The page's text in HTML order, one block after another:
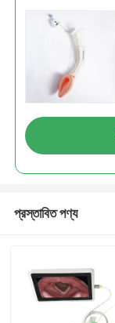
প্রস্তাবিত পণ্য